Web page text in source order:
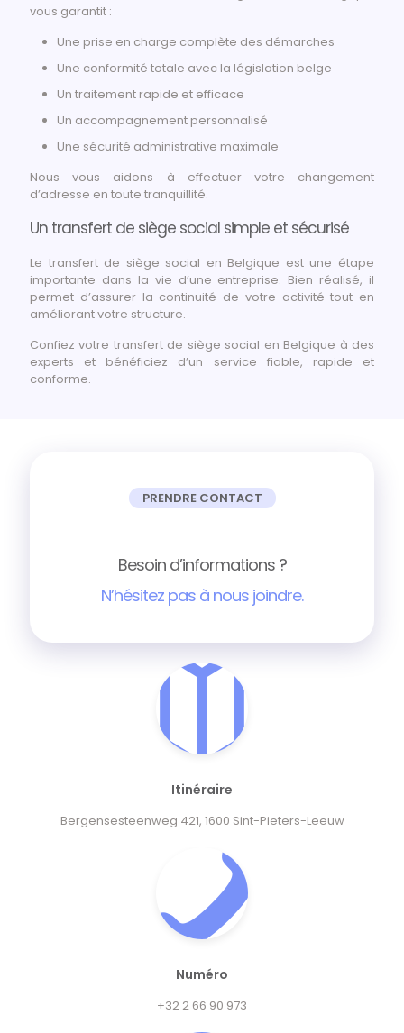
vous garantit :
Une prise en charge complète des démarches
Une conformité totale avec la législation belge
Un traitement rapide et efficace
Un accompagnement personnalisé
Une sécurité administrative maximale
Nous vous aidons à effectuer votre changement
d’adresse en toute tranquillité.
Un transfert de siège social simple et sécurisé
Le transfert de siège social en Belgique est une étape
importante dans la vie d’une entreprise. Bien réalisé, il
permet d’assurer la continuité de votre activité tout en
améliorant votre structure.
Confiez votre transfert de siège social en Belgique à des
experts et bénéficiez d’un service fiable, rapide et
conforme.
PRENDRE CONTACT
Besoin d’informations ?
N’hésitez pas à nous joindre.
Itinéraire
Bergensesteenweg 421, 1600 Sint-Pieters-Leeuw
Numéro
+32 2 66 90 973